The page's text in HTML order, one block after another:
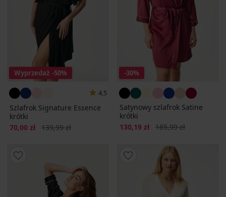
Wyprzedaż -50%
4,5
Szlafrok Signature Essence
krótki
Zniżka
70,00 zł Pierwotna cena
139,99 zł
-30%
Satynowy szlafrok Satine
krótki
Zniżka
130,19 zł Pierwotna cena
185,99 zł